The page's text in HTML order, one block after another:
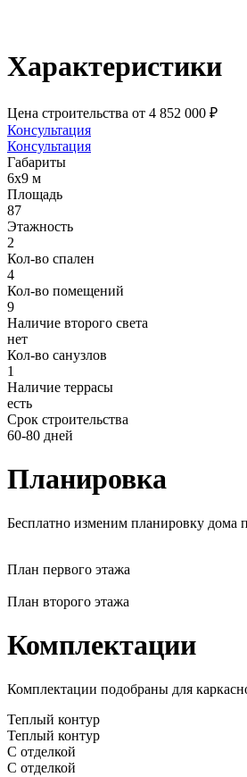
Характеристики
Цена строительства от 4 852 000 ₽
Консультация
Консультация
Габариты
6х9 м
Площадь
87
Этажность
2
Кол-во спален
4
Кол-во помещений
9
Наличие второго света
нет
Кол-во санузлов
1
Наличие террасы
есть
Срок строительства
60-80 дней
Планировка
Бесплатно изменим планировку дома
План первого этажа
План второго этажа
Комплектации
Комплектации подобраны для
Теплый контур
Теплый контур
С отделкой
С отделкой